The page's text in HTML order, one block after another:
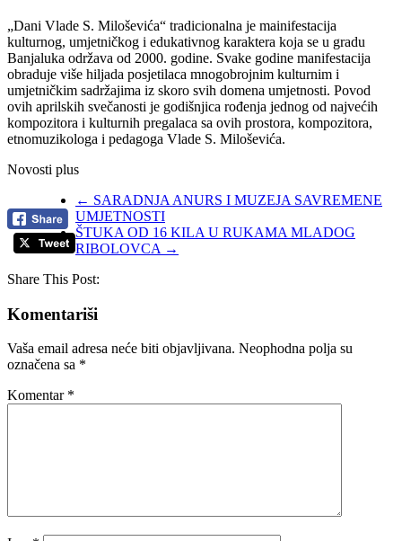
„Dani Vlade S. Miloševića“ tradicionalna je mainifestacija
kulturnog, umjetničkog i edukativnog karaktera koja se u gradu
Banjaluka održava od 2000. godine. Svake godine manifestacija
obraduje više hiljada posjetilaca mnogobrojnim kulturnim i
umjetničkim sadržajima iz skoro svih domena umjetnosti. Povod
ovih aprilskih svečanosti je godišnjica rođenja jednog od najvećih
kompozitora i kulturnih pregalaca sa ovih prostora, kompozitora,
etnomuzikologa i pedagoga Vlade S. Miloševića.
Novosti plus
← SARADNJA ANURS I MUZEJA SAVREMENE
UMJETNOSTI
ŠTUKA OD 16 KILA U RUKAMA MLADOG
RIBOLOVCA →
Share This Post:
Komentariši
Vaša email adresa neće biti objavljivana. Neophodna polja su
označena sa *
Komentar *